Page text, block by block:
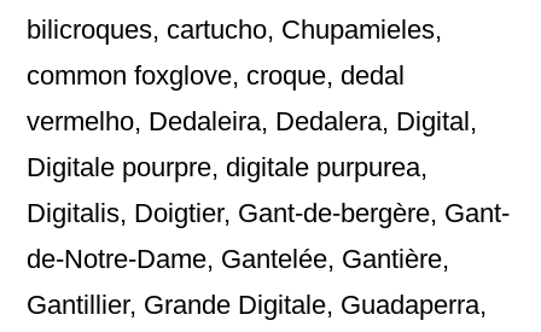
bilicroques, cartucho, Chupamieles,
common foxglove, croque, dedal
vermelho, Dedaleira, Dedalera, Digital,
Digitale pourpre, digitale purpurea,
Digitalis, Doigtier, Gant-de-bergère, Gant-
de-Notre-Dame, Gantelée, Gantière,
Gantillier, Grande Digitale, Guadaperra,